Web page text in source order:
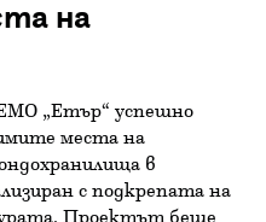
на
„Етър“ успешно
места на
в
с подкрепата на
Проектът беше